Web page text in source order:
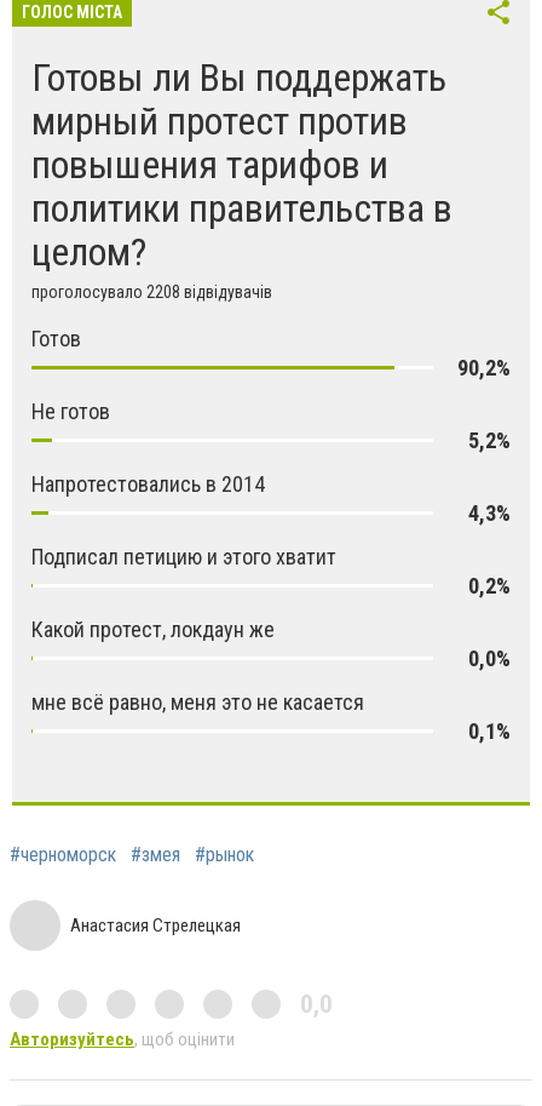
ГОЛОС МІСТА
Готовы ли Вы поддержать
мирный протест против
повышения тарифов и
политики правительства в
целом?
проголосувало 2208 відвідувачів
Готов
90,2%
Не готов
5,2%
Напротестовались в 2014
4,3%
Подписал петицию и этого хватит
0,2%
Какой протест, локдаун же
0,0%
мне всё равно, меня это не касается
0,1%
#черноморск #змея #рынок
Анастасия Стрелецкая
0,0
Авторизуйтесь, щоб оцінити